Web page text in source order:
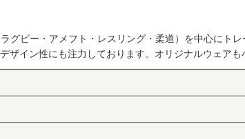
ビー・アメフト・レスリング・柔道）を中心にト
イン性にも注力しております。オリジナルウェア